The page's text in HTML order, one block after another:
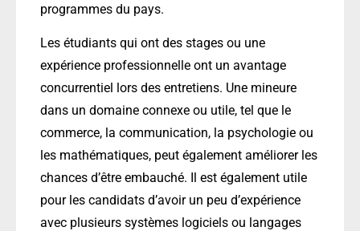
programmes du pays.
Les étudiants qui ont des stages ou une
expérience professionnelle ont un avantage
concurrentiel lors des entretiens. Une mineure
dans un domaine connexe ou utile, tel que le
commerce, la communication, la psychologie ou
les mathématiques, peut également améliorer les
chances d’être embauché. Il est également utile
pour les candidats d’avoir un peu d’expérience
avec plusieurs systèmes logiciels ou langages